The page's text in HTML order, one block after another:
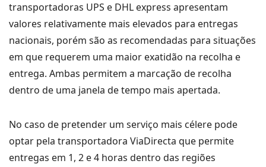
transportadoras UPS e DHL express apresentam
valores relativamente mais elevados para entregas
nacionais, porém são as recomendadas para situações
em que requerem uma maior exatidão na recolha e
entrega. Ambas permitem a marcação de recolha
dentro de uma janela de tempo mais apertada.
No caso de pretender um serviço mais célere pode
optar pela transportadora ViaDirecta que permite
entregas em 1, 2 e 4 horas dentro das regiões